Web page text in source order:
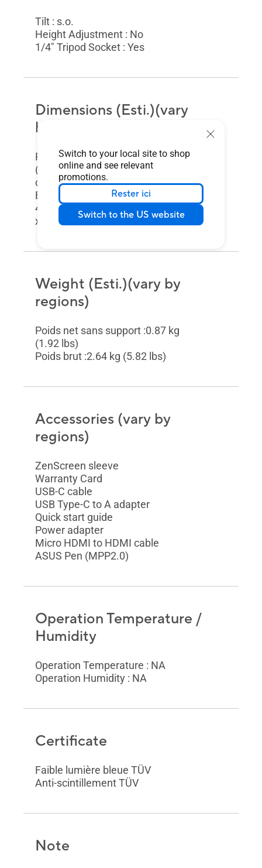
Switch to your local site to shop
online and see relevant
promotions.
Rester ici
Switch to the US website
Tilt : s.o.
Height Adjustment : No
1/4" Tripod Socket : Yes
Dimensions (Esti.)(vary
by regions)
Phys. Dimension without Stand
(W x H x D) : 32.42 x 20.12 x 1.25
cm (12.76" x 7.92" x 0.49")
Box Dimension (W x H x D) :
45.40 x 31.00 x 7.80 cm (17.87"
x 12.20" x 3.07")
Weight (Esti.)(vary by
regions)
Poids net sans support :0.87 kg
(1.92 lbs)
Poids brut :2.64 kg (5.82 lbs)
Accessories (vary by
regions)
ZenScreen sleeve
Warranty Card
USB-C cable
USB Type-C to A adapter
Quick start guide
Power adapter
Micro HDMI to HDMI cable
ASUS Pen (MPP2.0)
Operation Temperature /
Humidity
Operation Temperature : NA
Operation Humidity : NA
Certificate
Faible lumière bleue TÜV
Anti-scintillement TÜV
Note